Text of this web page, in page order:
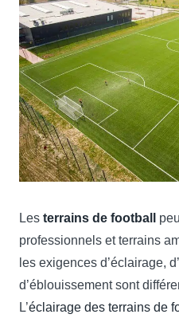
Les terrains de football
professionnels et terrains
les exigences d’éclairage,
d’éblouissement sont
L’éclairage des terrains de